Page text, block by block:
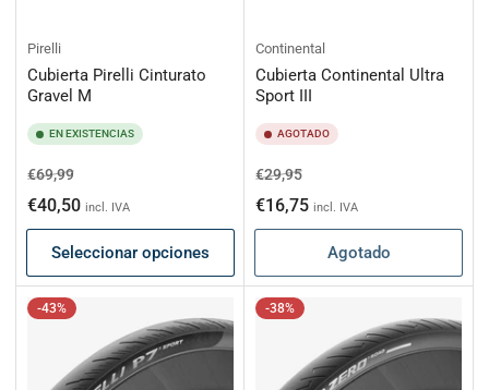
Pirelli
Cubierta Pirelli Cinturato
Gravel M
EN EXISTENCIAS
Precio
habitual
€69,99Precio
de
oferta
€40,50 incl. IVA
Seleccionar opciones
Continental
Cubierta Continental Ultra
Sport III
AGOTADO
Precio
habitual
€29,95Precio
de
oferta
€16,75 incl. IVA
Agotado
-43% -38%